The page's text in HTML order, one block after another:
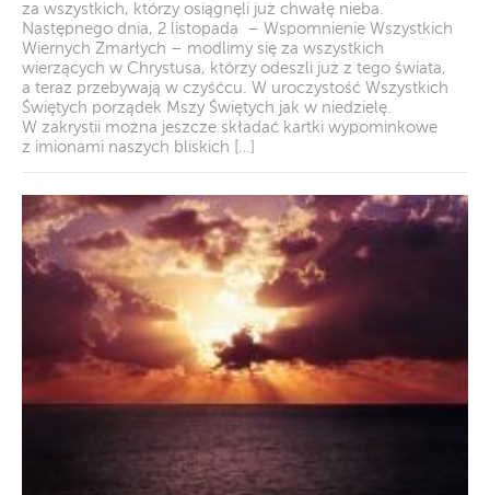
za wszystkich, którzy osiągnęli już chwałę nieba.
Następnego dnia, 2 listopada – Wspomnienie Wszystkich
Wiernych Zmarłych – modlimy się za wszystkich
wierzących w Chrystusa, którzy odeszli już z tego świata,
a teraz przebywają w czyśćcu. W uroczystość Wszystkich
Świętych porządek Mszy Świętych jak w niedzielę.
W zakrystii można jeszcze składać kartki wypominkowe
z imionami naszych bliskich […]